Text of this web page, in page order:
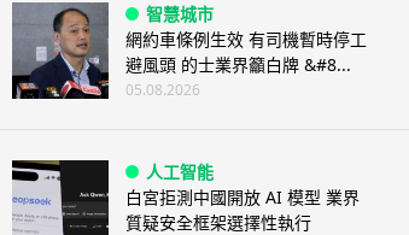
智慧城市
網約車條例生效 有司機暫時停工
避風頭 的士業界籲白牌 &#8...
05.08.2026
人工智能
白宮拒測中國開放 AI 模型 業界
質疑安全框架選擇性執行